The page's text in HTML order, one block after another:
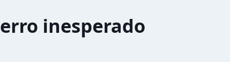
erro inesperado